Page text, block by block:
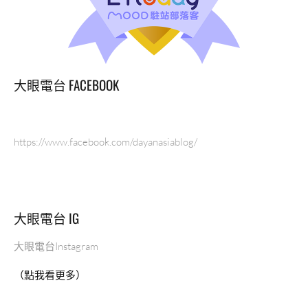
大眼電台 FACEBOOK
https://www.facebook.com/dayanasiablog/
大眼電台 IG
大眼電台Instagram
（點我看更多）